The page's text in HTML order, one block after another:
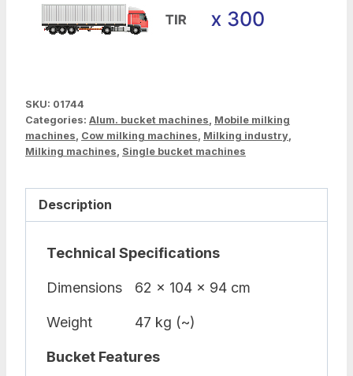
SKU: 01744
Categories: Alum. bucket machines, Mobile milking
machines, Cow milking machines, Milking industry,
Milking machines, Single bucket machines
Description
Technical Specifications
Dimensions 62 x 104 x 94 cm
Weight 47 kg (~)
Bucket Features